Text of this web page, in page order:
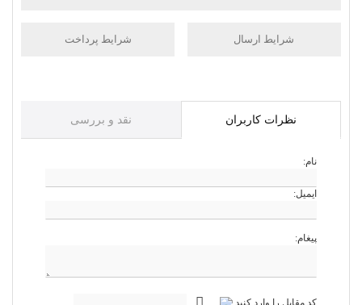
شرایط ارسال شرایط پرداخت
نظرات کاربران نقد و بررسی
نام:
ایمیل:
پیغام:
کد مقابل را وارد کنید